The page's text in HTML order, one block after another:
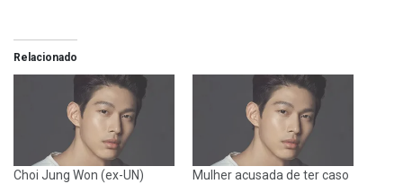
Relacionado
Choi Jung Won (ex-UN)
Mulher acusada de ter caso